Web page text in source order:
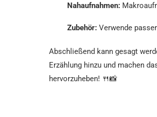
Nahaufnahmen:
Zubehör: Verwende
Abschließend kann gesagt
Erzählung hinzu und machen
hervorzuheben! 🍴📸